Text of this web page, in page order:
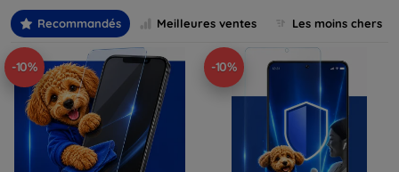
Recommandés Meilleures ventes Les moins chers
-10% -10%